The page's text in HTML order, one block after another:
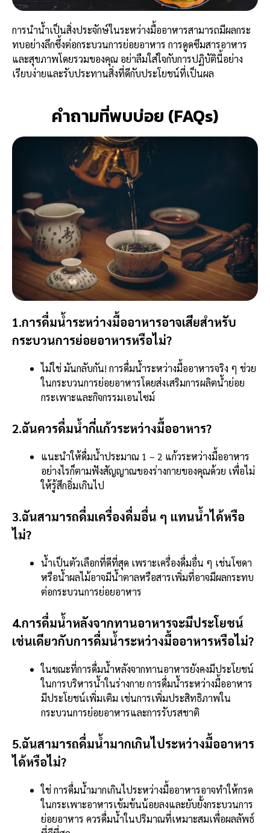
การนำน้ำเป็นสิ่งประจักษ์ในระหว่างมื้ออาหารสามารถมีผลกระ
ทบอย่างลึกซึ้งต่อกระบวนการย่อยอาหาร การดูดซึมสารอาหาร
และสุขภาพโดยรวมของคุณ อย่าลืมใส่ใจกับการปฏิบัตินี้อย่าง
เรียบง่ายและรับประทานสิ่งที่ดีกับประโยชน์ที่เป็นผล
คำถามที่พบบ่อย (FAQs)
1.การดื่มน้ำระหว่างมื้ออาหารอาจเสียสำหรับ
กระบวนการย่อยอาหารหรือไม่?
ไม่ใช่ มันกลับกัน! การดื่มน้ำระหว่างมื้ออาหารจริง ๆ ช่วย
ในกระบวนการย่อยอาหารโดยส่งเสริมการผลิตน้ำย่อย
กระเพาะและกิจกรรมเอนไซม์
2.ฉันควรดื่มน้ำกี่แก้วระหว่างมื้ออาหาร?
แนะนำให้ดื่มน้ำประมาณ 1 – 2 แก้วระหว่างมื้ออาหาร
อย่างไรก็ตามฟังสัญญาณของร่างกายของคุณด้วย เพื่อไม่
ให้รู้สึกอิ่มเกินไป
3.ฉันสามารถดื่มเครื่องดื่มอื่น ๆ แทนน้ำได้หรือ
ไม่?
น้ำเป็นตัวเลือกที่ดีที่สุด เพราะเครื่องดื่มอื่น ๆ เช่นโซดา
หรือน้ำผลไม้อาจมีน้ำตาลหรือสารเพิ่มที่อาจมีผลกระทบ
ต่อกระบวนการย่อยอาหาร
4.การดื่มน้ำหลังจากทานอาหารจะมีประโยชน์
เช่นเดียวกับการดื่มน้ำระหว่างมื้ออาหารหรือไม่?
ในขณะที่การดื่มน้ำหลังจากทานอาหารยังคงมีประโยชน์
ในการบริหารน้ำในร่างกาย การดื่มน้ำระหว่างมื้ออาหาร
มีประโยชน์เพิ่มเติม เช่นการเพิ่มประสิทธิภาพใน
กระบวนการย่อยอาหารและการรับรสชาติ
5.ฉันสามารถดื่มน้ำมากเกินไประหว่างมื้ออาหาร
ได้หรือไม่?
ใช่ การดื่มน้ำมากเกินไประหว่างมื้ออาหารอาจทำให้กรด
ในกระเพาะอาหารเข้มข้นน้อยลงและยับยั้งกระบวนการ
ย่อยอาหาร ควรดื่มน้ำในปริมาณที่เหมาะสมเพื่อผลลัพธ์